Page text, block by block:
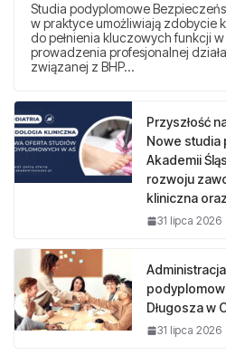
Studia podyplomowe
w praktyce umożliwiają zdobycie
do pełnienia kluczowych funkcji
prowadzenia profesjonalnej
związanej z BHP…
Przyszłość
Nowe studia
Akademii
rozwoju
kliniczna
31 lipca 2026
Długosza w
31 lipca 2026